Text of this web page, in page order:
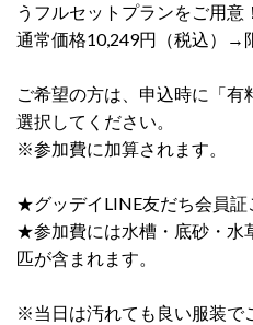
うフルセットプランをご用意！
通常価格10,249円（税込）→
ご希望の方は、申込時に「
選択してください。
※参加費に加算されます。
★グッデイLINE友だち会員証
★参加費には水槽・底砂・水
匹が含まれます。
※当日は汚れても良い服装で